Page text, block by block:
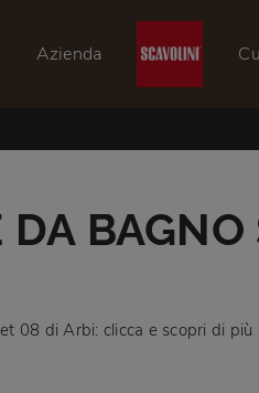
Azienda
DA
08 di Arbi: clicca e scopri di